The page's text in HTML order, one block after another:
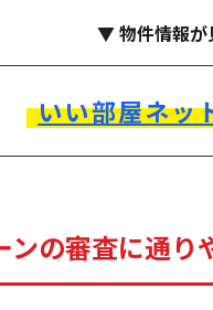
▼ 物件情報が
いい部屋ネッ
ンの審査に通り